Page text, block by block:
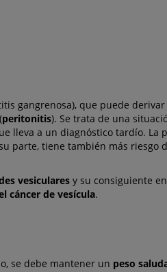
gangrenosa), que puede
peritonitis). Se trata de una
lleva a un diagnóstico tardío. La
parte, tiene también más riesgo
vesiculares y su consiguiente
cáncer de vesícula.
se debe mantener un peso